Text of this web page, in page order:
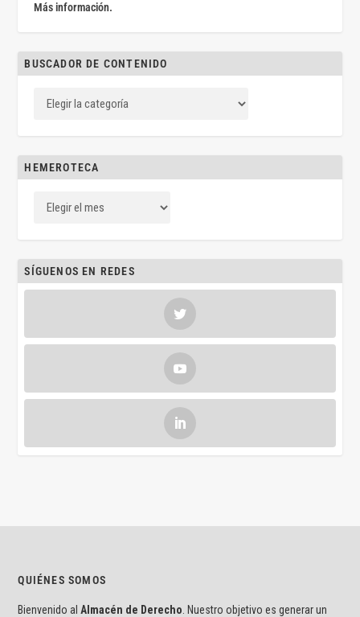
Más información.
BUSCADOR DE CONTENIDO
HEMEROTECA
SÍGUENOS EN REDES
QUIÉNES SOMOS
Bienvenido al Almacén de Derecho . Nuestro objetivo es generar un